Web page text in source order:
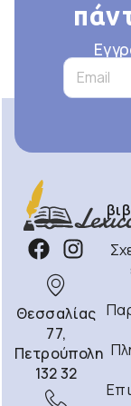
Θεσσαλίας
77,
Πετρούπολη
132 32